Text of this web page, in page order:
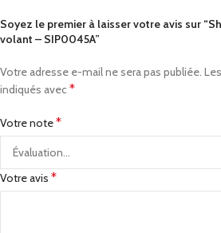
Soyez le premier à laisser votre avis sur
volant – SIP0045A”
Votre adresse e-mail ne sera pas publiée.
indiqués avec *
Votre note*
Votre avis *